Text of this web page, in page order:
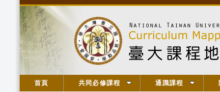
首頁 共同必修課程 通識課程